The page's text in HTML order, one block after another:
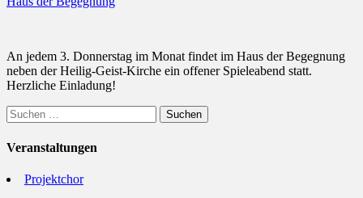
An jedem 3. Donnerstag im Monat findet im Haus der Begegnung
neben der Heilig-Geist-Kirche ein offener Spieleabend statt.
Herzliche Einladung!
Suchen
nach:
Veranstaltungen
Projektchor